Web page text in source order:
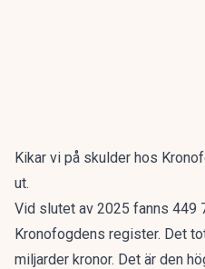
Kikar vi på skulder hos
ut.
Vid slutet av 2025 fanns 449
Kronofogdens register. Det
miljarder kronor. Det är den